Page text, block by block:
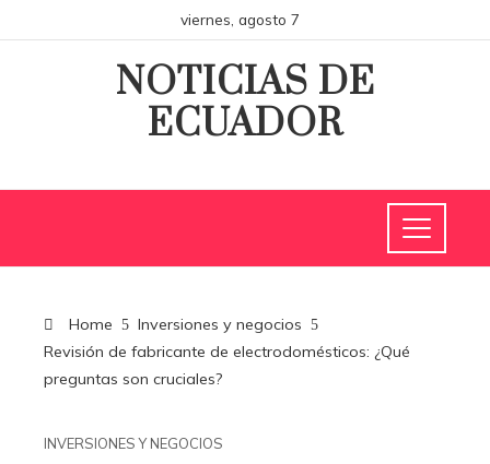
viernes, agosto 7
NOTICIAS DE
ECUADOR
Home
Inversiones y negocios
Revisión de fabricante de electrodomésticos: ¿Qué
preguntas son cruciales?
INVERSIONES Y NEGOCIOS